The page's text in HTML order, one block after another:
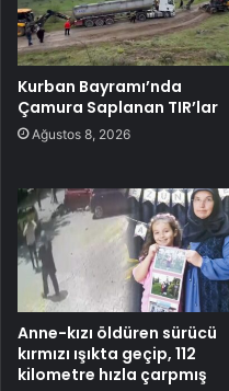
Kurban Bayramı’nda
Çamura Saplanan TIR’lar
Ağustos 8, 2026
Anne-kızı öldüren sürücü
kırmızı ışıkta geçip, 112
kilometre hızla çarpmış